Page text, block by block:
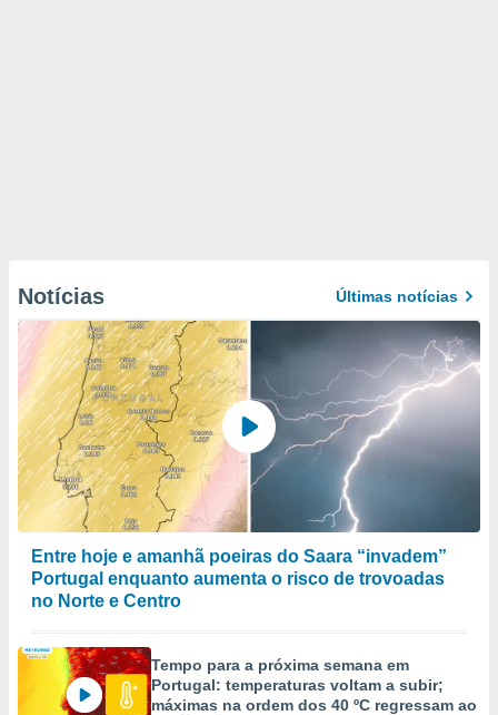
Notícias Últimas notícias
Entre hoje e amanhã poeiras do Saara “invadem”
Portugal enquanto aumenta o risco de trovoadas
no Norte e Centro
Tempo para a próxima semana em
Portugal: temperaturas voltam a subir;
máximas na ordem dos 40 ºC regressam ao